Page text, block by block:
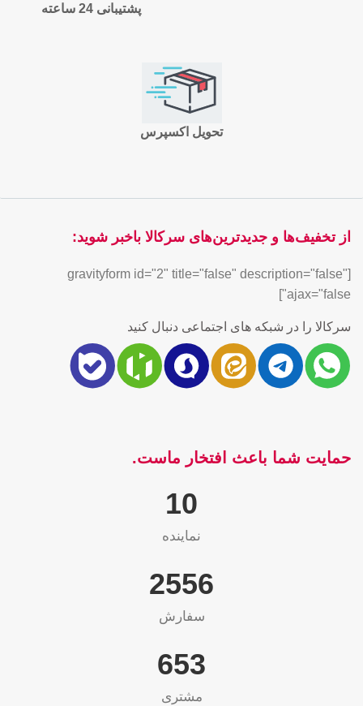
پشتیبانی 24 ساعته
تحویل اکسپرس
از تخفیف‌ها و جدیدترین‌های سرکالا باخبر شوید:
[gravityform id="2" title="false" description="false"
ajax="false"]
سرکالا را در شبکه های اجتماعی دنبال کنید
حمایت شما باعث افتخار ماست.
10
نماینده
2565
سفارش
655
مشتری